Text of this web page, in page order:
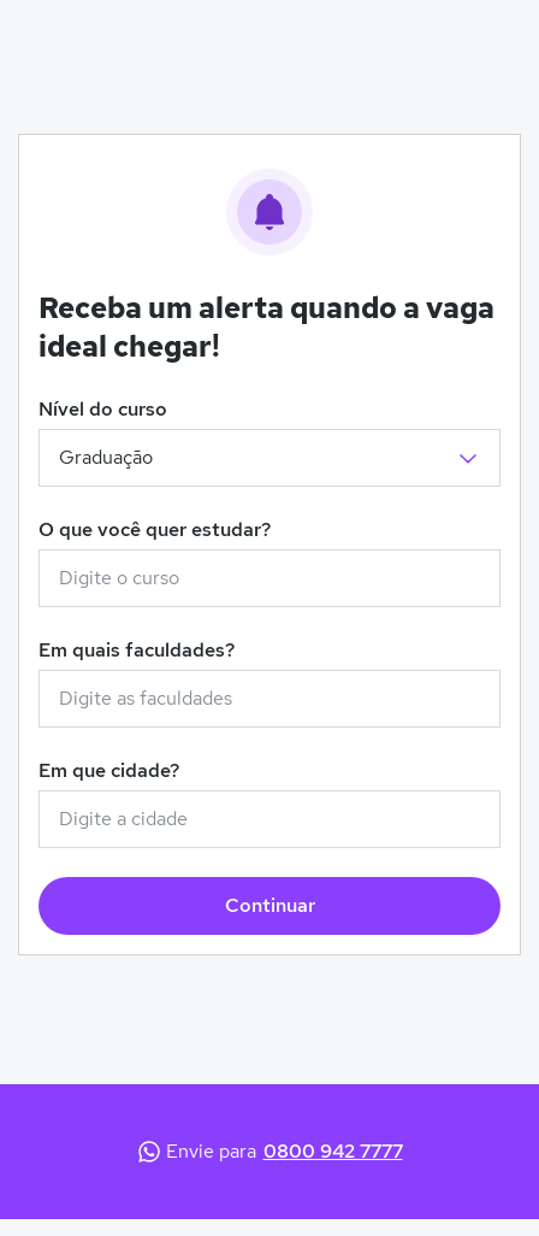
Receba um alerta quando a vaga
ideal chegar!
Nível do curso
O que você quer estudar?
Em quais faculdades?
Em que cidade?
Continuar
Envie para 0800 942 7777